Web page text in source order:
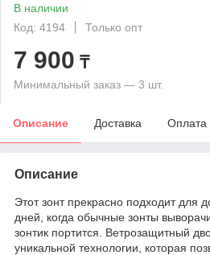
В наличии
Код: 4194
Только опт
7 900 ₸
Минимальный заказ — 3 шт.
Описание Доставка Оплата
Описание
Этот зонт прекрасно подходит для
дней, когда обычные зонты
зонтик портится. Ветрозащитный
уникальной технологии, которая